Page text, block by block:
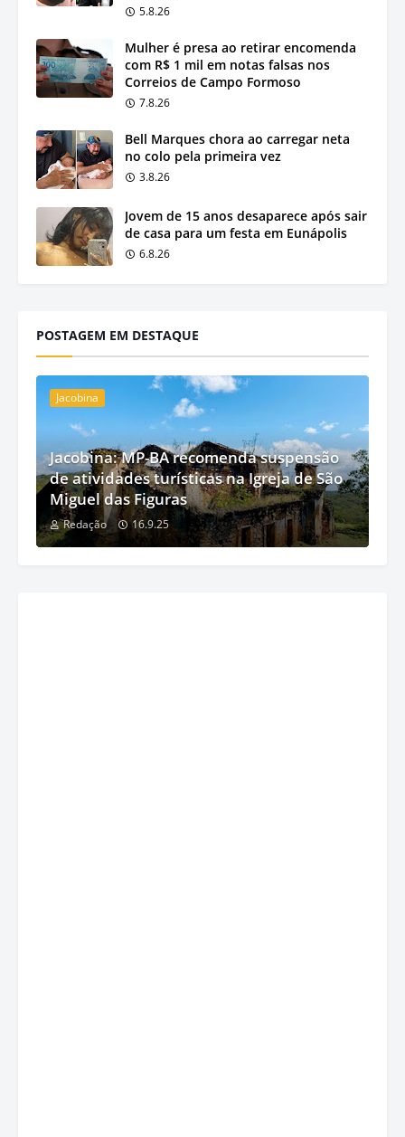
5.8.26
Mulher é presa ao retirar encomenda
com R$ 1 mil em notas falsas nos
Correios de Campo Formoso
7.8.26
Bell Marques chora ao carregar neta
no colo pela primeira vez
3.8.26
Jovem de 15 anos desaparece após sair
de casa para um festa em Eunápolis
6.8.26
POSTAGEM EM DESTAQUE
Jacobina
Jacobina: MP-BA recomenda suspensão
de atividades turísticas na Igreja de São
Miguel das Figuras
Redação 16.9.25